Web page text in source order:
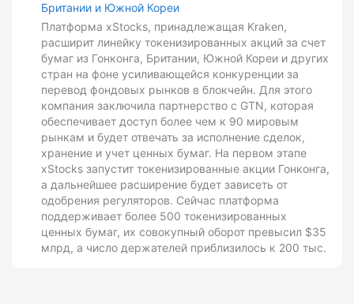
Британии и Южной Кореи
Платформа xStocks, принадлежащая Kraken,
расширит линейку токенизированных акций за счет
бумаг из Гонконга, Британии, Южной Кореи и других
стран на фоне усиливающейся конкуренции за
перевод фондовых рынков в блокчейн. Для этого
компания заключила партнерство с GTN, которая
обеспечивает доступ более чем к 90 мировым
рынкам и будет отвечать за исполнение сделок,
хранение и учет ценных бумаг. На первом этапе
xStocks запустит токенизированные акции Гонконга,
а дальнейшее расширение будет зависеть от
одобрения регуляторов. Сейчас платформа
поддерживает более 500 токенизированных
ценных бумаг, их совокупный оборот превысил $35
млрд, а число держателей приблизилось к 200 тыс.